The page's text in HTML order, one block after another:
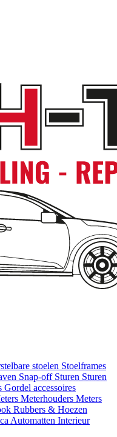
stoelen Stoelframes
Snap-off Sturen Sturen
Gordel accessoires
Meterhouders Meters
Rubbers & Hoezen
Automatten Interieur